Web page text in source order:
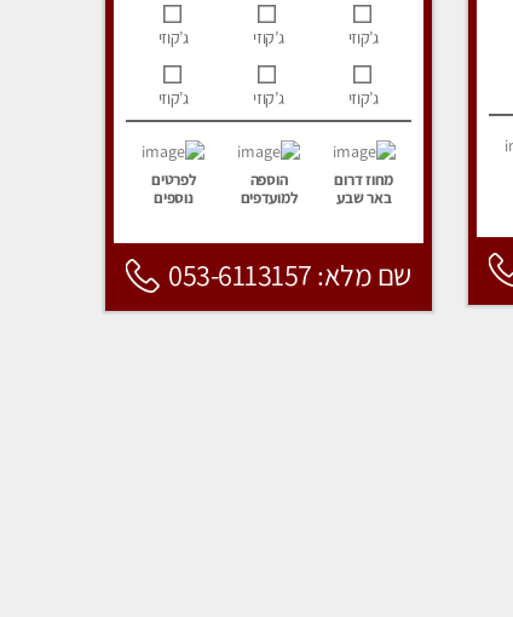
ג’קוזי ג’קוזי ג’קוזי
ג’קוזי ג’קוזי ג’קוזי
מחוז דרום
באר שבע
הוספה
למועדפים
לפרטים
נוספים
שם מלא: 053-6113157